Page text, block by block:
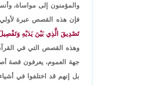
والمؤمنون إلى مواساة،
فإن هذه القصص عبرة لأولي
تَصْدِيقَ الَّذِي بَيْنَ يَدَيْهِ
وهذه القصص التي في
جهة العموم، يعرفون قصة
بل إنهم قد اختلفوا في